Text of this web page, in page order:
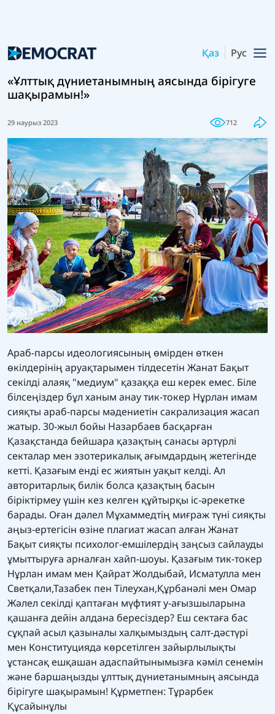
Қаз Рус
«Ұлттық дүниетанымның аясында бірігуге
шақырамын!»
29 наурыз 2023 712
Араб-парсы идеологиясының өмірден өткен
өкілдерінің аруақтарымен тілдесетін Жанат Бақыт
секілді алаяқ "медиум" қазаққа еш керек емес. Біле
білсеңіздер бұл ханым анау тик-токер Нұрлан имам
сияқты араб-парсы мәдениетін сакрализация жасап
жатыр. 30-жыл бойы Назарбаев басқарған
Қазақстанда бейшара қазақтың санасы әртүрлі
секталар мен эзотерикалық ағымдардың жетегінде
кетті. Қазағым енді ес жиятын уақыт келді. Ал
авторитарлық билік болса қазақтың басын
біріктірмеу үшін кез келген құйтырқы іс-әрекетке
барады. Оған дәлел Мұхаммедтің миғраж түні сияқты
аңыз-ертегісін өзіне плагиат жасап алған Жанат
Бақыт сияқты психолог-емшілердің заңсыз сайлауды
ұмыттыруға арналған хайп-шоуы. Қазағым тик-токер
Нұрлан имам мен Қайрат Жолдыбай, Исматулла мен
Светқали,Тазабек пен Тілеухан,Құрбанәлі мен Омар
Жәлел секілді қаптаған мүфтият у-ағызшыларына
қашанға дейін алдана бересіздер? Еш сектаға бас
сұқпай асыл қазыналы халқымыздың салт-дәстүрі
мен Конституцияда көрсетілген зайырлылықты
ұстансақ ешқашан адаспайтынымызға кәміл сенемін
және баршаңызды ұлттық дүниетанымның аясында
бірігуге шақырамын! Құрметпен: Тұрарбек
Құсайынұлы